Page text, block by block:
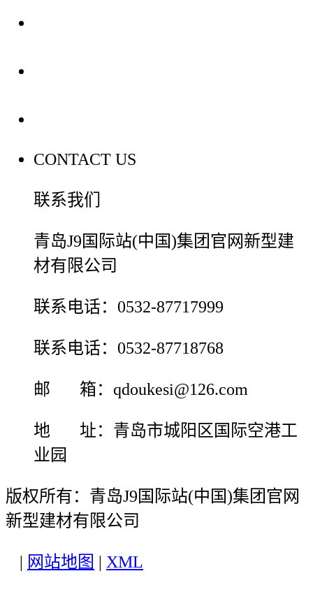
CONTACT US
联系我们
青岛J9国际站(中国)集团官网新型建
材有限公司
联系电话：0532-87717999
联系电话：0532-87718768
邮 箱：qdoukesi@126.com
地 址：青岛市城阳区国际空港工
业园
版权所有：青岛J9国际站(中国)集团官网
新型建材有限公司
网站地图 XML